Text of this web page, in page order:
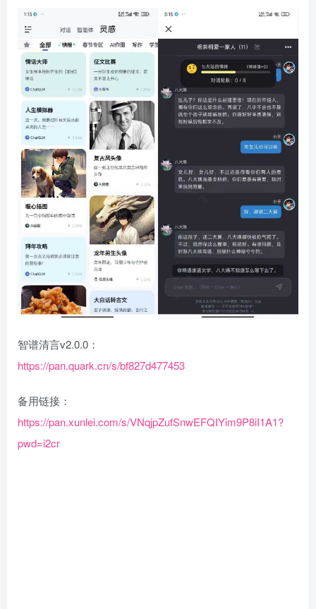
智谱清言v2.0.0：
https://pan.quark.cn/s/bf827d477453
备用链接：
https://pan.xunlei.com/s/VNqjpZufSnwEFQIYim9P8iI1A1?
pwd=i2cr